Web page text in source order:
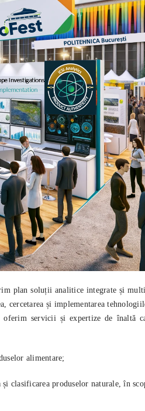
plan soluții analitice integrate și
cercetarea și implementarea
servicii și expertize de înaltă
alimentare;
clasificarea produselor naturale, în